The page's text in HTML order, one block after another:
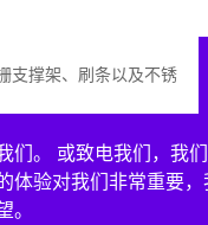
支撑架、刷条以及不锈
们。 或致电我们，我们
体验对我们非常重要，